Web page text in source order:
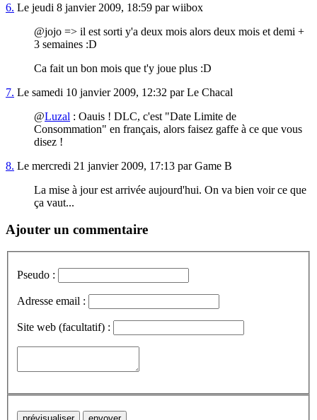
6. Le jeudi 8 janvier 2009, 18:59 par wiibox
@jojo => il est sorti y'a deux mois alors deux mois et demi +
3 semaines :D
Ca fait un bon mois que t'y joue plus :D
7. Le samedi 10 janvier 2009, 12:32 par Le Chacal
@Luzal : Oauis ! DLC, c'est "Date Limite de
Consommation" en français, alors faisez gaffe à ce que vous
disez !
8. Le mercredi 21 janvier 2009, 17:13 par Game B
La mise à jour est arrivée aujourd'hui. On va bien voir ce que
ça vaut...
Ajouter un commentaire
Pseudo :
Adresse email :
Site web (facultatif) :